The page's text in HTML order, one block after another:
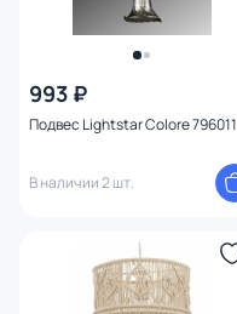
993 ₽
Подвес Lightstar Colore 796011
В наличии 2 шт.